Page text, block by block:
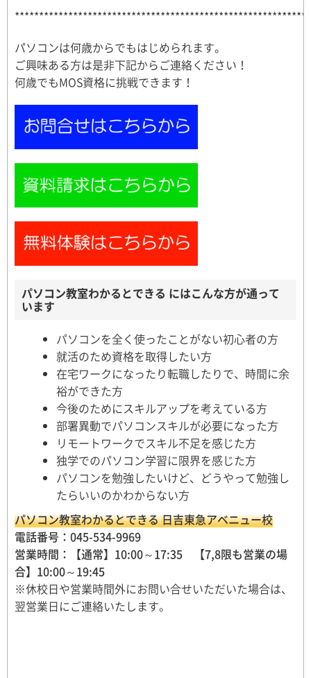
パソコンは何歳からでもはじめられます。
ご興味ある方は是非下記からご連絡ください！
何歳でもMOS資格に挑戦できます！
パソコン教室わかるとできる にはこんな方が通って
います
パソコンを全く使ったことがない初心者の方
就活のため資格を取得したい方
在宅ワークになったり転職したりで、時間に余
裕ができた方
今後のためにスキルアップを考えている方
部署異動でパソコンスキルが必要になった方
リモートワークでスキル不足を感じた方
独学でのパソコン学習に限界を感じた方
パソコンを勉強したいけど、どうやって勉強し
たらいいのかわからない方
パソコン教室わかるとできる 日吉東急アベニュー校
電話番号：045-534-9969
営業時間：【通常】10:00～17:35 【7,8限も営業の場
合】10:00～19:45
※休校日や営業時間外にお問い合せいただいた場合は、
翌営業日にご連絡いたします。